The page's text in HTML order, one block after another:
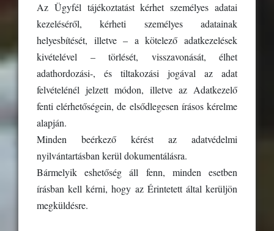
Az Ügyfél tájékoztatást kérhet személyes adatai
kezeléséről, kérheti személyes adatainak
helyesbítését, illetve – a kötelező adatkezelések
kivételével – törlését, visszavonását, élhet
adathordozási-, és tiltakozási jogával az adat
felvételénél jelzett módon, illetve az Adatkezelő
fenti elérhetőségein, de elsődlegesen írásos kérelme
alapján.
Minden beérkező kérést az adatvédelmi
nyilvántartásban kerül dokumentálásra.
Bármelyik eshetőség áll fenn, minden esetben
írásban kell kérni, hogy az Érintetett által kerüljön
megküldésre.